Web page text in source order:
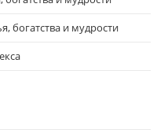
богатства и мудрости